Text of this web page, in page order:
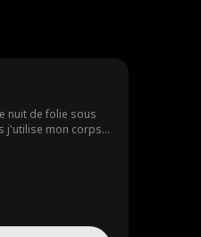
nuit de folie sous
j'utilise mon corps